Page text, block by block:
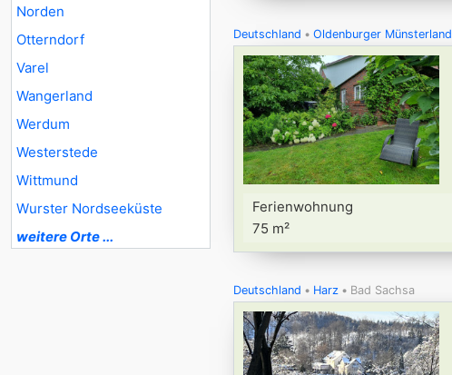
Norden
Otterndorf
Varel
Wangerland
Werdum
Westerstede
Wittmund
Wurster Nordseeküste
weitere Orte ...
Deutschland Oldenburger Münsterland
Ferienwohnung
75 m²
Deutschland Harz Bad Sachsa